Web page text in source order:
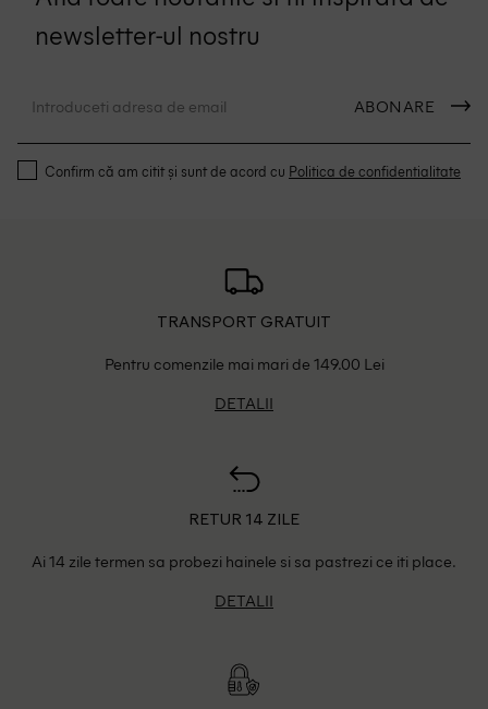
newsletter-ul nostru
ABONARE
Confirm că am citit și sunt de acord cu Politica de confidentialitate
TRANSPORT GRATUIT
Pentru comenzile mai mari de 149.00 Lei
DETALII
RETUR 14 ZILE
Ai 14 zile termen sa probezi hainele si sa pastrezi ce iti place.
DETALII